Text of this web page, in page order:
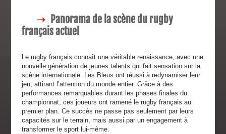
Panorama de la scène du rugby
français actuel
Le rugby français connaît une véritable renaissance, avec une
nouvelle génération de jeunes talents qui fait sensation sur la
scène internationale. Les Bleus ont réussi à redynamiser leur
jeu, attirant l’attention du monde entier. Grâce à des
performances remarquables durant les phases finales du
championnat, ces joueurs ont ramené le rugby français au
premier plan. Ce succès ne passe pas seulement par leurs
capacités sur le terrain, mais aussi par un engagement à
transformer le sport lui-même.